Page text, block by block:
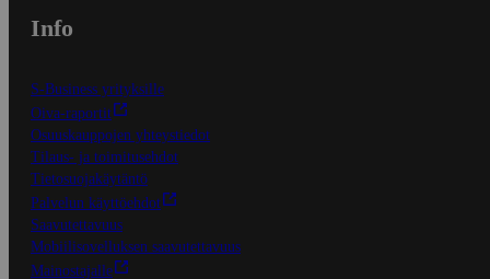
Info
S-Business yrityksille
Oiva-raportit
Osuuskauppojen yhteystiedot
Tilaus- ja toimitusehdot
Tietosuojakäytäntö
Palvelun käyttöehdot
Saavutettavuus
Mobiilisovelluksen saavutettavuus
Mainostajalle